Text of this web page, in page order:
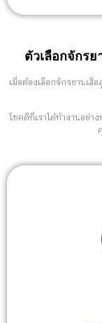
ตัวเลือกจักร
เมื่อต้องเลือกจักรยาน
โชคดีที่เราได้ทำงานอย่